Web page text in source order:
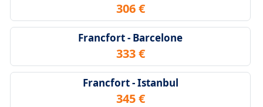
306 €
Francfort - Barcelone
333 €
Francfort - Istanbul
345 €